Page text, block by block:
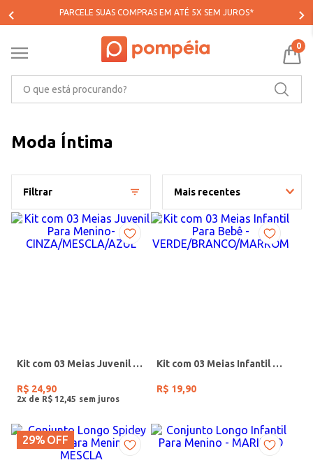
PARCELE SUAS COMPRAS EM ATÉ 5X SEM JUROS*
0
Moda Íntima
Filtrar Mais recentes
Kit com 03 Meias Juvenil Para Menino- CINZA/MESCLA/AZUL
R$ 24,90
2x de R$ 12 45
Kit com 03 Meias Infantil Para Bebê - VERDE/BRANCO/MARROM
R$ 19,90
29% OFF